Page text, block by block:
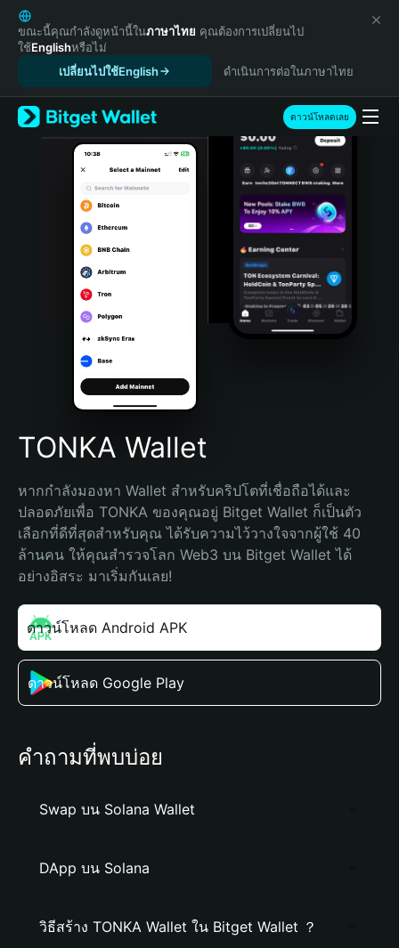
English
日本語
Tiếng Việt
Español (Latinoamérica)
Türkçe
Italiano
Português (Portugal)
Bahasa Indonesia
Português (Brasil)
Español (Argentina)
ขณะนี้คุณกำลังดูหน้านี้ในภาษาไทย คุณต้องการเปลี่ยนไป
ใช้Englishหรือไม่
เปลี่ยนไปใช้English
ดำเนินการต่อในภาษาไทย
ดาวน์โหลดเลย
TONKA Wallet
หากกำลังมองหา Wallet สำหรับคริปโตที่เชื่อถือได้และ
ปลอดภัยเพื่อ TONKA ของคุณอยู่ Bitget Wallet ก็เป็นตัว
เลือกที่ดีที่สุดสำหรับคุณ ได้รับความไว้วางใจจากผู้ใช้ 40
ล้านคน ให้คุณสำรวจโลก Web3 บน Bitget Wallet ได้
อย่างอิสระ มาเริ่มกันเลย!
ดาวน์โหลด Android APK
ดาวน์โหลด Google Play
คำถามที่พบบ่อย
Swap บน Solana Wallet
DApp บน Solana
วิธีสร้าง TONKA Wallet ใน Bitget Wallet ？